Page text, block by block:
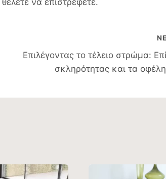
να επιστρέφετε.
Επιλέγοντας το τέλειο στρώμα:
σκληρότητας και τα